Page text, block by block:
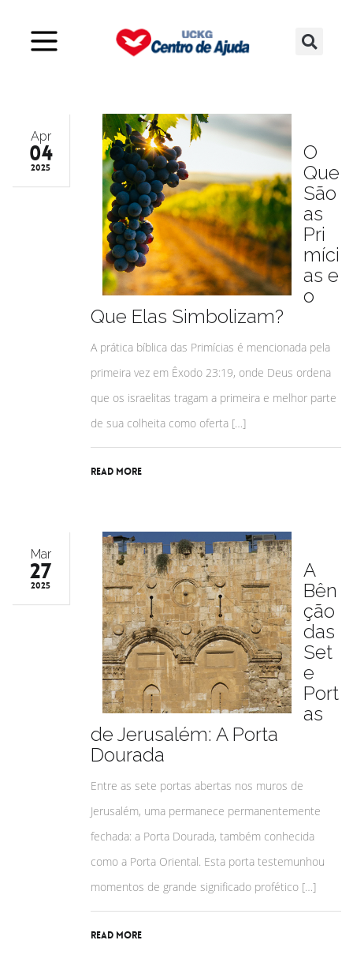
Apr
04
2025
O
Que
São
as
Pri
míci
as e
o
Que Elas Simbolizam?
A prática bíblica das Primícias é mencionada pela
primeira vez em Êxodo 23:19, onde Deus ordena
que os israelitas tragam a primeira e melhor parte
de sua colheita como oferta […]
Read More
Mar
27
2025
A
Bên
ção
das
Set
e
Port
as
de Jerusalém: A Porta
Dourada
Entre as sete portas abertas nos muros de
Jerusalém, uma permanece permanentemente
fechada: a Porta Dourada, também conhecida
como a Porta Oriental. Esta porta testemunhou
momentos de grande significado profético […]
Read More